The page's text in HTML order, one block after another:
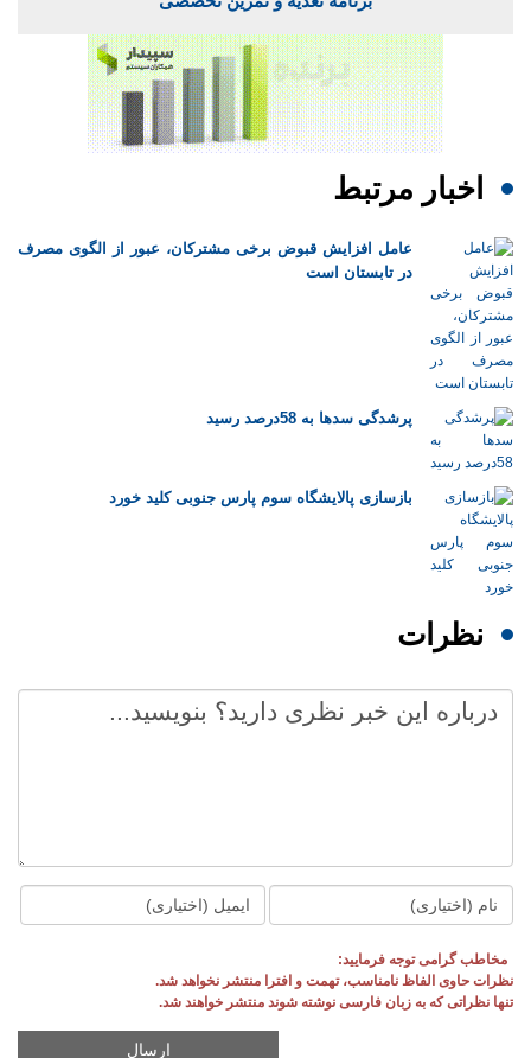
اخبار مرتبط
عامل افزایش قبوض برخی مشترکان، عبور از الگوی مصرف
در تابستان است
پرشدگی سدها به 58درصد رسید
بازسازی پالایشگاه سوم پارس جنوبی کلید خورد
نظرات
مخاطب گرامی توجه فرمایید:
نظرات حاوی الفاظ نامناسب، تهمت و افترا منتشر نخواهد شد.
تنها نظراتی که به زبان فارسی نوشته شوند منتشر خواهند شد.